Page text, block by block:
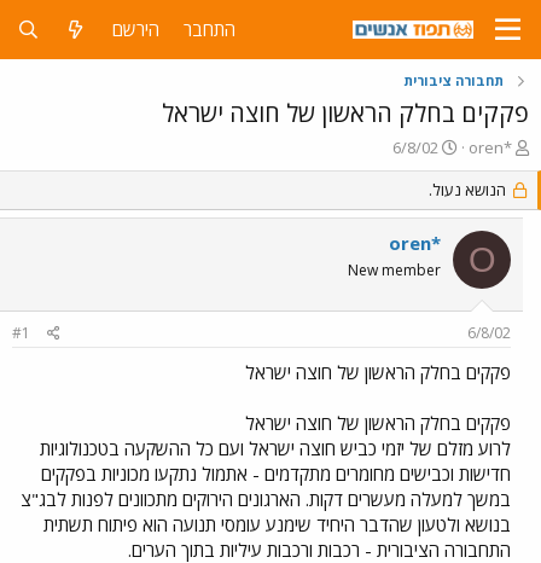
התחבר הירשם
תחבורה ציבורית
פקקים בחלק הראשון של חוצה ישראל
פ
ו
ת
ח
נ
oren*
פ
ו
ר
ס
ם
ת
ך
6/8/02
הנושא נעול.
O
oren*
New member
6/8/02
#1
פקקים בחלק הראשון של חוצה ישראל
פקקים בחלק הראשון של חוצה ישראל
לרוע מזלם של יזמי כביש חוצה ישראל ועם כל ההשקעה בטכנולוגיות
חדישות וכבישים מחומרים מתקדמים - אתמול נתקעו מכוניות בפקקים
במשך למעלה מעשרים דקות. הארגונים הירוקים מתכוונים לפנות לבג"צ
בנושא ולטעון שהדבר היחיד שימנע עומסי תנועה הוא פיתוח תשתית
התחבורה הציבורית - רכבות ורכבות עיליות בתוך הערים.